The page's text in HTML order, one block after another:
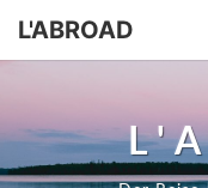
Skip
L'ABROAD